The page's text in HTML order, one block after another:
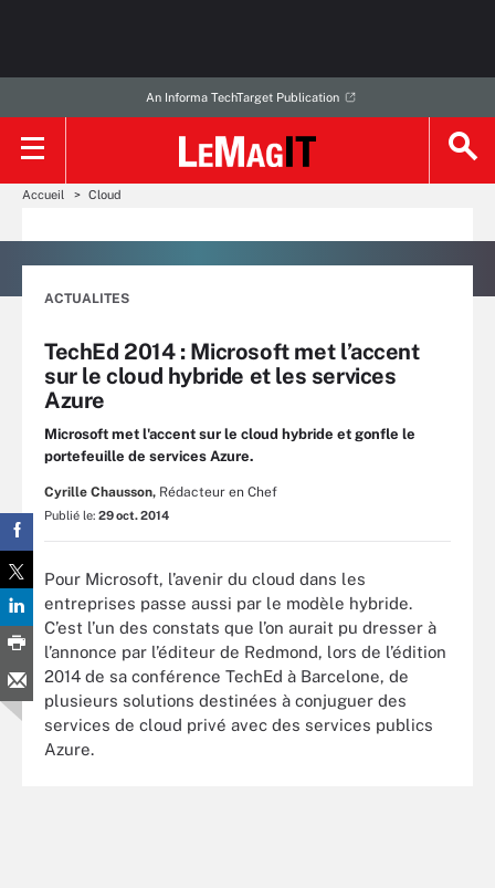
An Informa TechTarget Publication
Accueil Cloud
ACTUALITES
TechEd 2014 : Microsoft met l’accent
sur le cloud hybride et les services
Azure
Microsoft met l'accent sur le cloud hybride et gonfle le
portefeuille de services Azure.
Cyrille Chausson, Rédacteur en Chef
Publié le: 29 oct. 2014
Pour Microsoft, l’avenir du cloud dans les
entreprises passe aussi par le modèle hybride.
C’est l’un des constats que l’on aurait pu dresser à
l’annonce par l’éditeur de Redmond, lors de l’édition
2014 de sa conférence TechEd à Barcelone, de
plusieurs solutions destinées à conjuguer des
services de cloud privé avec des services publics
Azure.